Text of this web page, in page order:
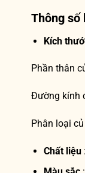
Thông số
Kích
Phần thân
Đường kính
Phân loại
Chất liệu